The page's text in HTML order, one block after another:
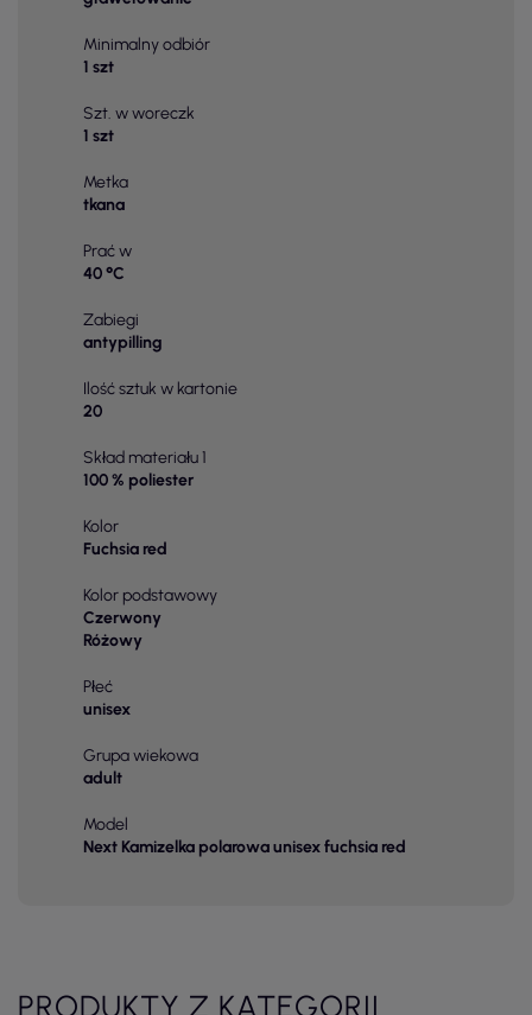
Minimalny odbiór
1 szt
Szt. w woreczk
1 szt
Metka
tkana
Prać w
40 °C
Zabiegi
antypilling
Ilość sztuk w kartonie
20
Skład materiału 1
100 % poliester
Kolor
Fuchsia red
Kolor podstawowy
Czerwony
Różowy
Płeć
unisex
Grupa wiekowa
adult
Model
Next Kamizelka polarowa unisex fuchsia red
PRODUKTY Z KATEGORII